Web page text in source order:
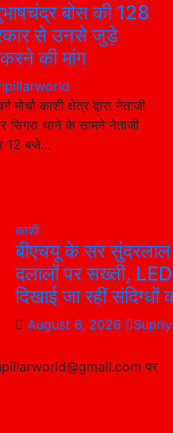
बोस की 128
से उनसे जुड़े
की मांग
काशी क्षेत्र द्वारा नेताजी
सिगरा थाने के सामने नेताजी
12 बजे…
काशी
बीएचयू के सर
दलालों पर सख्ती,
दिखाई जा रहीं संदिग्धों
August 6, 2026
पर